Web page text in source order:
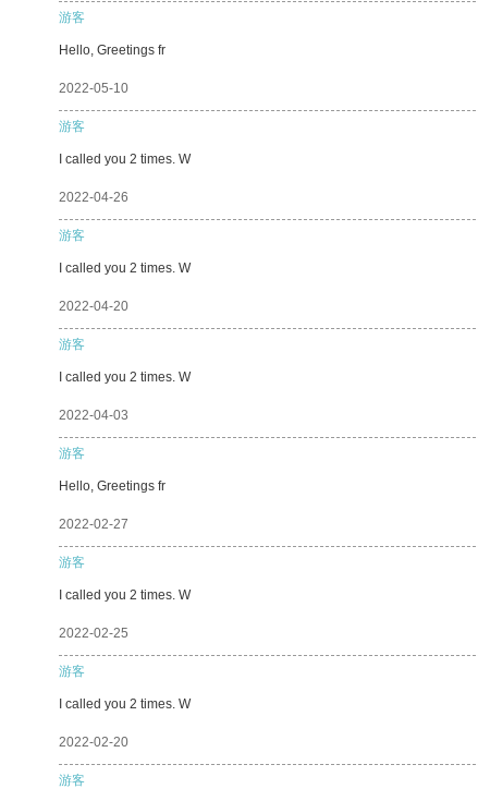
游客
Hello, Greetings fr
2022-05-10
游客
I called you 2 times. W
2022-04-26
游客
I called you 2 times. W
2022-04-20
游客
I called you 2 times. W
2022-04-03
游客
Hello, Greetings fr
2022-02-27
游客
I called you 2 times. W
2022-02-25
游客
I called you 2 times. W
2022-02-20
游客